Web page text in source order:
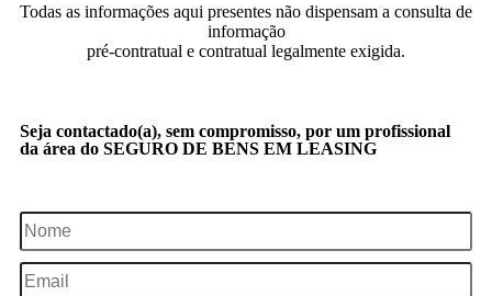
Todas as informações aqui presentes não dispensam a consulta de
informação
pré-contratual e contratual legalmente exigida.
Seja contactado(a), sem compromisso, por um profissional
da área do SEGURO DE BENS EM LEASING